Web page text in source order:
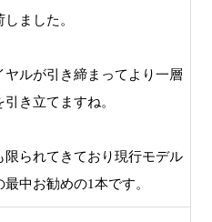
ました。
ヤルが引き締まってより一層
き立てますね。
限られてきており現行モデル
中お勧めの1本です。